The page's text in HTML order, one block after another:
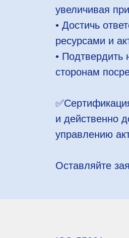
увеличивая
• Достичь
ресурсами и
• Подтвердить
сторонам
и действенно
управлению
Оставляйте